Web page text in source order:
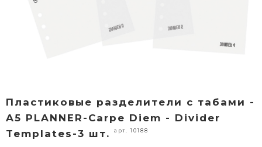
Пластиковые разделители с табами -
A5 PLANNER-Carpe Diem - Divider
Templates-3 шт.
арт. 10188